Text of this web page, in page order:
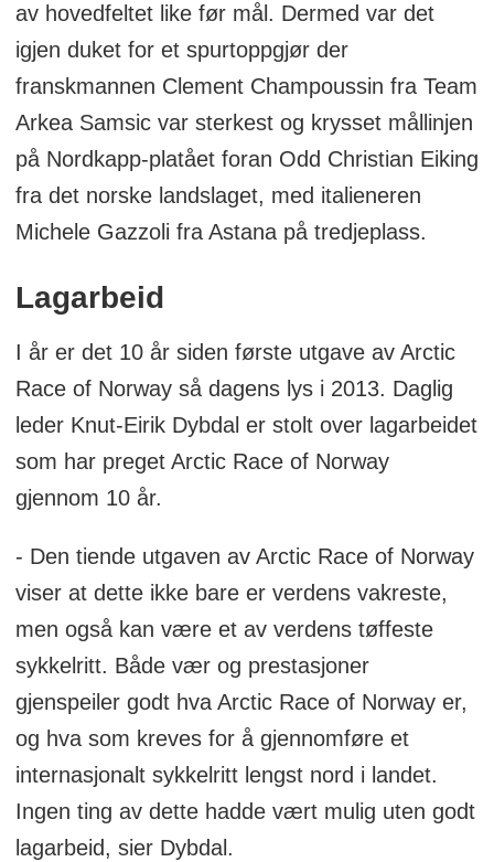
av hovedfeltet like før mål. Dermed var det
igjen duket for et spurtoppgjør der
franskmannen Clement Champoussin fra Team
Arkea Samsic var sterkest og krysset mållinjen
på Nordkapp-platået foran Odd Christian Eiking
fra det norske landslaget, med italieneren
Michele Gazzoli fra Astana på tredjeplass.
Lagarbeid
I år er det 10 år siden første utgave av Arctic
Race of Norway så dagens lys i 2013. Daglig
leder Knut-Eirik Dybdal er stolt over lagarbeidet
som har preget Arctic Race of Norway
gjennom 10 år.
- Den tiende utgaven av Arctic Race of Norway
viser at dette ikke bare er verdens vakreste,
men også kan være et av verdens tøffeste
sykkelritt. Både vær og prestasjoner
gjenspeiler godt hva Arctic Race of Norway er,
og hva som kreves for å gjennomføre et
internasjonalt sykkelritt lengst nord i landet.
Ingen ting av dette hadde vært mulig uten godt
lagarbeid, sier Dybdal.